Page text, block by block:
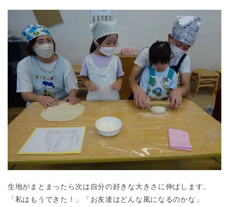
生地がまとまったら次は自分の好きな大きさに伸ばします。
「私はもうできた！」「お友達はどんな風になるのかな」